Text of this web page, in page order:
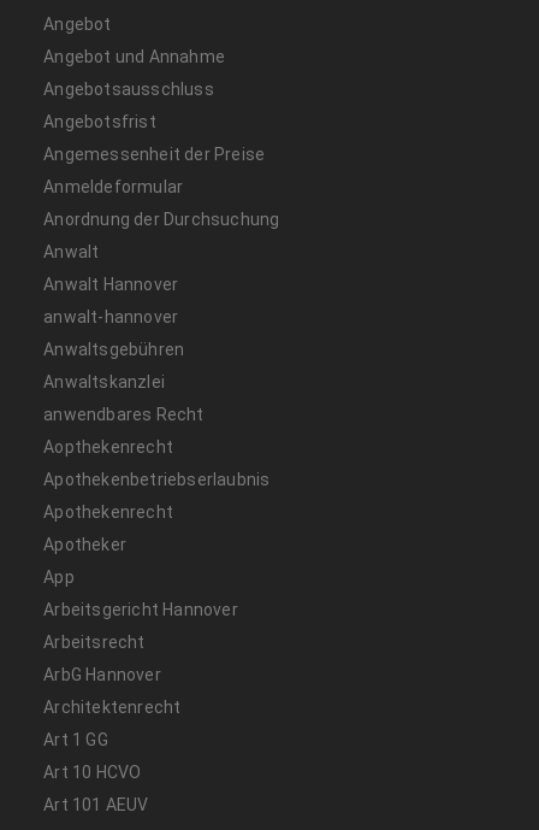
Angebot
Angebot und Annahme
Angebotsausschluss
Angebotsfrist
Angemessenheit der Preise
Anmeldeformular
Anordnung der Durchsuchung
Anwalt
Anwalt Hannover
anwalt-hannover
Anwaltsgebühren
Anwaltskanzlei
anwendbares Recht
Aopthekenrecht
Apothekenbetriebserlaubnis
Apothekenrecht
Apotheker
App
Arbeitsgericht Hannover
Arbeitsrecht
ArbG Hannover
Architektenrecht
Art 1 GG
Art 10 HCVO
Art 101 AEUV